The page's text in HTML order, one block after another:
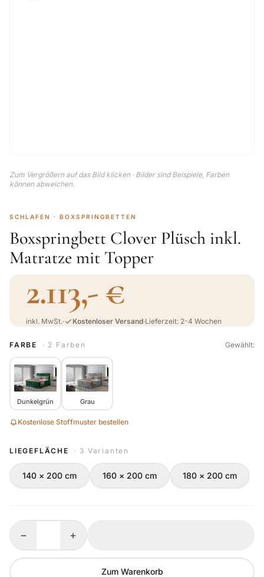
Zum Vergrößern auf das Bild klicken · Bilder sind Beispiele, Farben
können abweichen.
SCHLAFEN · BOXSPRINGBETTEN
Boxspringbett Clover Plüsch inkl.
Matratze mit Topper
2.113,- €
inkl. MwSt.· Kostenloser Versand·Lieferzeit: 2-4 Wochen
FARBE · 2 Farben Gewählt:
Dunkelgrün Grau
Kostenlose Stoffmuster bestellen
LIEGEFLÄCHE · 3 Varianten
140 × 200 cm 160 × 200 cm 180 × 200 cm
− +
Zum Warenkorb